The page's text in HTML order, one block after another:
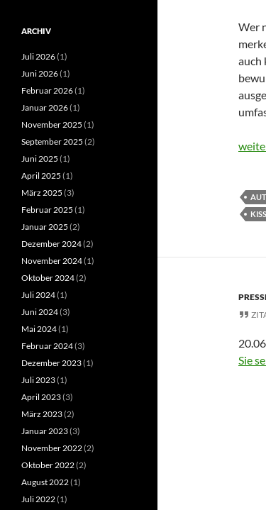
Wer
auch
Sie
ARCHIV
Juli 2026(1)
Juni 2026(1)
Februar 2026(1)
Januar 2026(1)
November 2025 (1)
September 2025 (2)
Juni 2025 (1)
April 2025 (1)
März 2025 (3)
Februar 2025 (1)
Januar 2025 (2)
Dezember 2024(2)
November 2024(1)
Oktober 2024(2)
Juli 2024(1)
Juni 2024(3)
Mai 2024(1)
Februar 2024(3)
Dezember 2023(1)
Juli 2023(1)
April 2023(3)
März 2023(2)
Januar 2023(3)
November 2022(2)
Oktober 2022(2)
August 2022(1)
Juli 2022(1)